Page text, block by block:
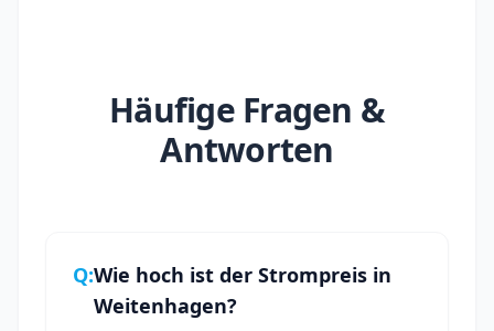
Häufige Fragen &
Antworten
Q:Wie hoch ist der Strompreis in
Weitenhagen?